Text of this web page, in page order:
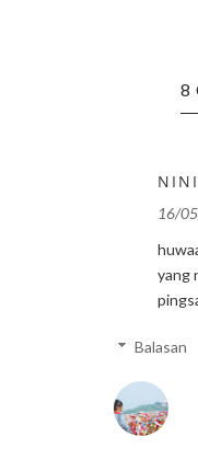
8
16/
yang
Balasan